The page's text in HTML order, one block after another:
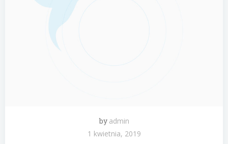
by admin
1 kwietnia, 2019